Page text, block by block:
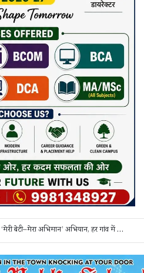
एक महिला समेत 3 आरोपी गिरफ्तार